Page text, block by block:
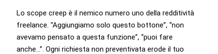
Lo scope creep è il nemico numero uno della redditività
freelance. “Aggiungiamo solo questo bottone”, “non
avevamo pensato a questa funzione”, “puoi fare
anche…”. Ogni richiesta non preventivata erode il tuo